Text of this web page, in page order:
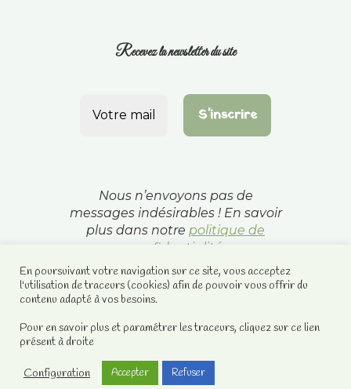
Recevez la newsletter du site
Nous n’envoyons pas de
messages indésirables ! En savoir
plus dans notre politique de
confidentialité
En poursuivant votre navigation sur ce site, vous acceptez
l'utilisation de traceurs (cookies) afin de pouvoir vous offrir du
contenu adapté à vos besoins.
Pour en savoir plus et paramétrer les traceurs, cliquez sur ce lien
présent à droite
Configuration
Accepter Refuser